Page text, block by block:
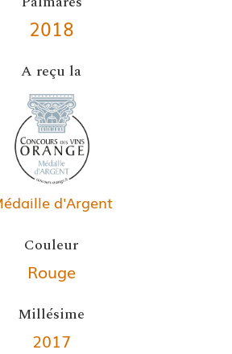
2018
A reçu la
d'Argent
Couleur
Rouge
Millésime
2017